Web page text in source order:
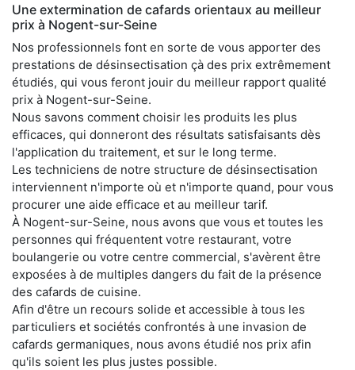
Une extermination de cafards orientaux au meilleur
prix à Nogent-sur-Seine
Nos professionnels font en sorte de vous apporter des
prestations de désinsectisation çà des prix extrêmement
étudiés, qui vous feront jouir du meilleur rapport qualité
prix à Nogent-sur-Seine.
Nous savons comment choisir les produits les plus
efficaces, qui donneront des résultats satisfaisants dès
l'application du traitement, et sur le long terme.
Les techniciens de notre structure de désinsectisation
interviennent n'importe où et n'importe quand, pour vous
procurer une aide efficace et au meilleur tarif.
À Nogent-sur-Seine, nous avons que vous et toutes les
personnes qui fréquentent votre restaurant, votre
boulangerie ou votre centre commercial, s'avèrent être
exposées à de multiples dangers du fait de la présence
des cafards de cuisine.
Afin d'être un recours solide et accessible à tous les
particuliers et sociétés confrontés à une invasion de
cafards germaniques, nous avons étudié nos prix afin
qu'ils soient les plus justes possible.